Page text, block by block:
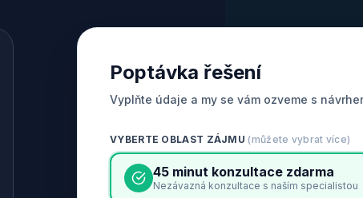
Poptávka řešení
Vyplňte údaje a my se vám ozveme s
VYBERTE OBLAST ZÁJMU(můžete vybrat více)
45 minut konzultace zdarma
Nezávazná konzultace s naším specialistou